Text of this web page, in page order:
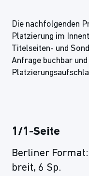
Die nachfolgenden
Platzierung im
Titelseiten- und
Anfrage buchbar
1/1-Seite
Berliner
breit, 6 Sp.